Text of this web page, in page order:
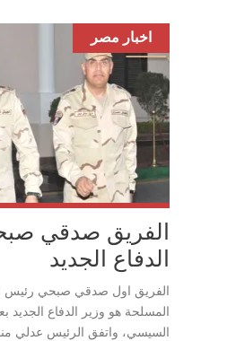
اخبار مصر
الفريق صدقي
الدفاع الجديد
الفريق اول صدقي صبحي رئيس
المسلحة هو وزير الدفاع الجديد
السيسي، واتفق الرئيس عدلي